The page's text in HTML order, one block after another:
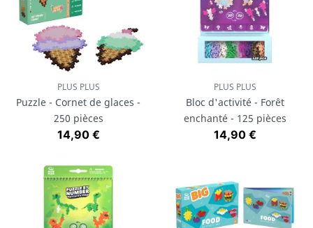
PLUS PLUS
Puzzle - Cornet de glaces -
250 pièces
Prix
14,90 €
PLUS PLUS
Bloc d'activité - Forêt
enchanté - 125 pièces
Prix
14,90 €